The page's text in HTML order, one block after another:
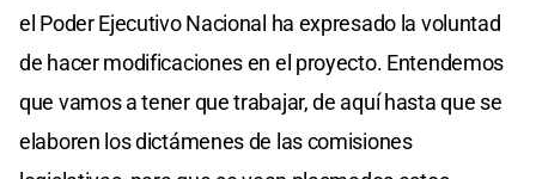
el Poder Ejecutivo Nacional ha expresado la voluntad
de hacer modificaciones en el proyecto. Entendemos
que vamos a tener que trabajar, de aquí hasta que se
elaboren los dictámenes de las comisiones